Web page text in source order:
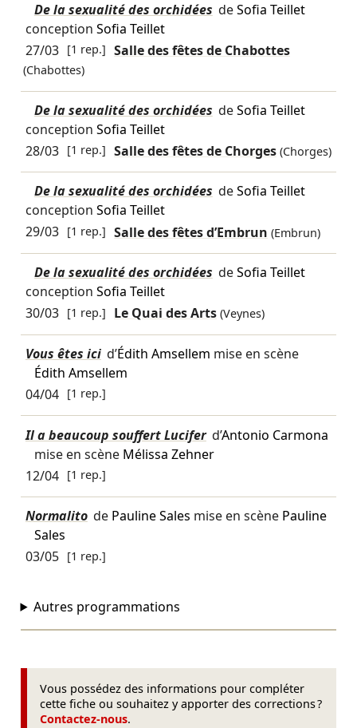
De la sexualité des orchidées deSofia Teillet
conception Sofia Teillet
27/03 [1 rep.] Salle des fêtes de Chabottes
(Chabottes)
De la sexualité des orchidées deSofia Teillet
conception Sofia Teillet
28/03 [1 rep.] Salle des fêtes de Chorges (Chorges)
De la sexualité des orchidées deSofia Teillet
conception Sofia Teillet
29/03 [1 rep.] Salle des fêtes d’Embrun (Embrun)
De la sexualité des orchidées deSofia Teillet
conception Sofia Teillet
30/03 [1 rep.] Le Quai des Arts (Veynes)
Vous êtes ici d’Édith Amsellem mise en scène
Édith Amsellem
04/04 [1 rep.]
Il a beaucoup souffert Lucifer d’Antonio Carmona
mise en scène Mélissa Zehner
12/04 [1 rep.]
Normalito de Pauline Sales mise en scène Pauline
Sales
03/05 [1 rep.]
Autres programmations
Vous possédez des informations pour compléter
cette fiche ou souhaitez y apporter des corrections ?
Contactez-nous.